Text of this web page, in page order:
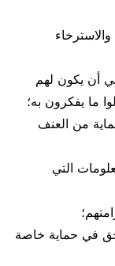
أن يكون لهم
ما يفكرون به؛
من العنف
التي
في حماية خاصة